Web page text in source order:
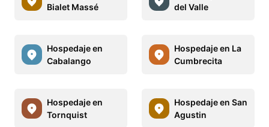
Bialet Massé
del Valle
Hospedaje en
Cabalango
Hospedaje en La
Cumbrecita
Hospedaje en
Tornquist
Hospedaje en San
Agustin